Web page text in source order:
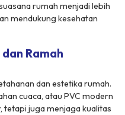
rumah menjadi lebih
mendukung kesehatan
Ramah
dan estetika rumah.
cuaca, atau PVC modern
juga menjaga kualitas